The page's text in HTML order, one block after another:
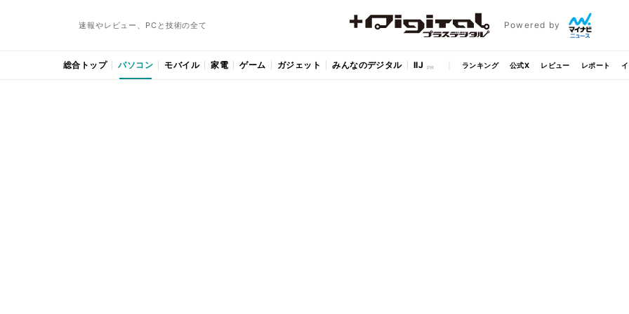
速報やレビュー、PCと技術の全て Powered by
総合トップ パソコン モバイル 家電 ゲーム ガジェット みんなのデジタル IIJ ランキング 公式X レビュー レポート